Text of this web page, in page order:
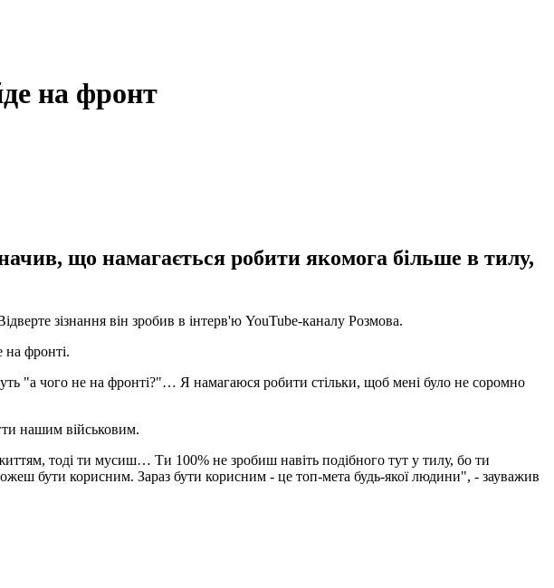
на фронт
що намагається робити якомога більше в тилу,
зізнання він зробив в інтерв'ю YouTube-каналу Розмова.
на фронті.
"а чого не на фронті?"… Я намагаюся робити стільки, щоб мені було не соромно
нашим військовим.
тоді ти мусиш… Ти 100% не зробиш навіть подібного тут у тилу, бо ти
бути корисним. Зараз бути корисним - це топ-мета будь-якої людини", - зауважив